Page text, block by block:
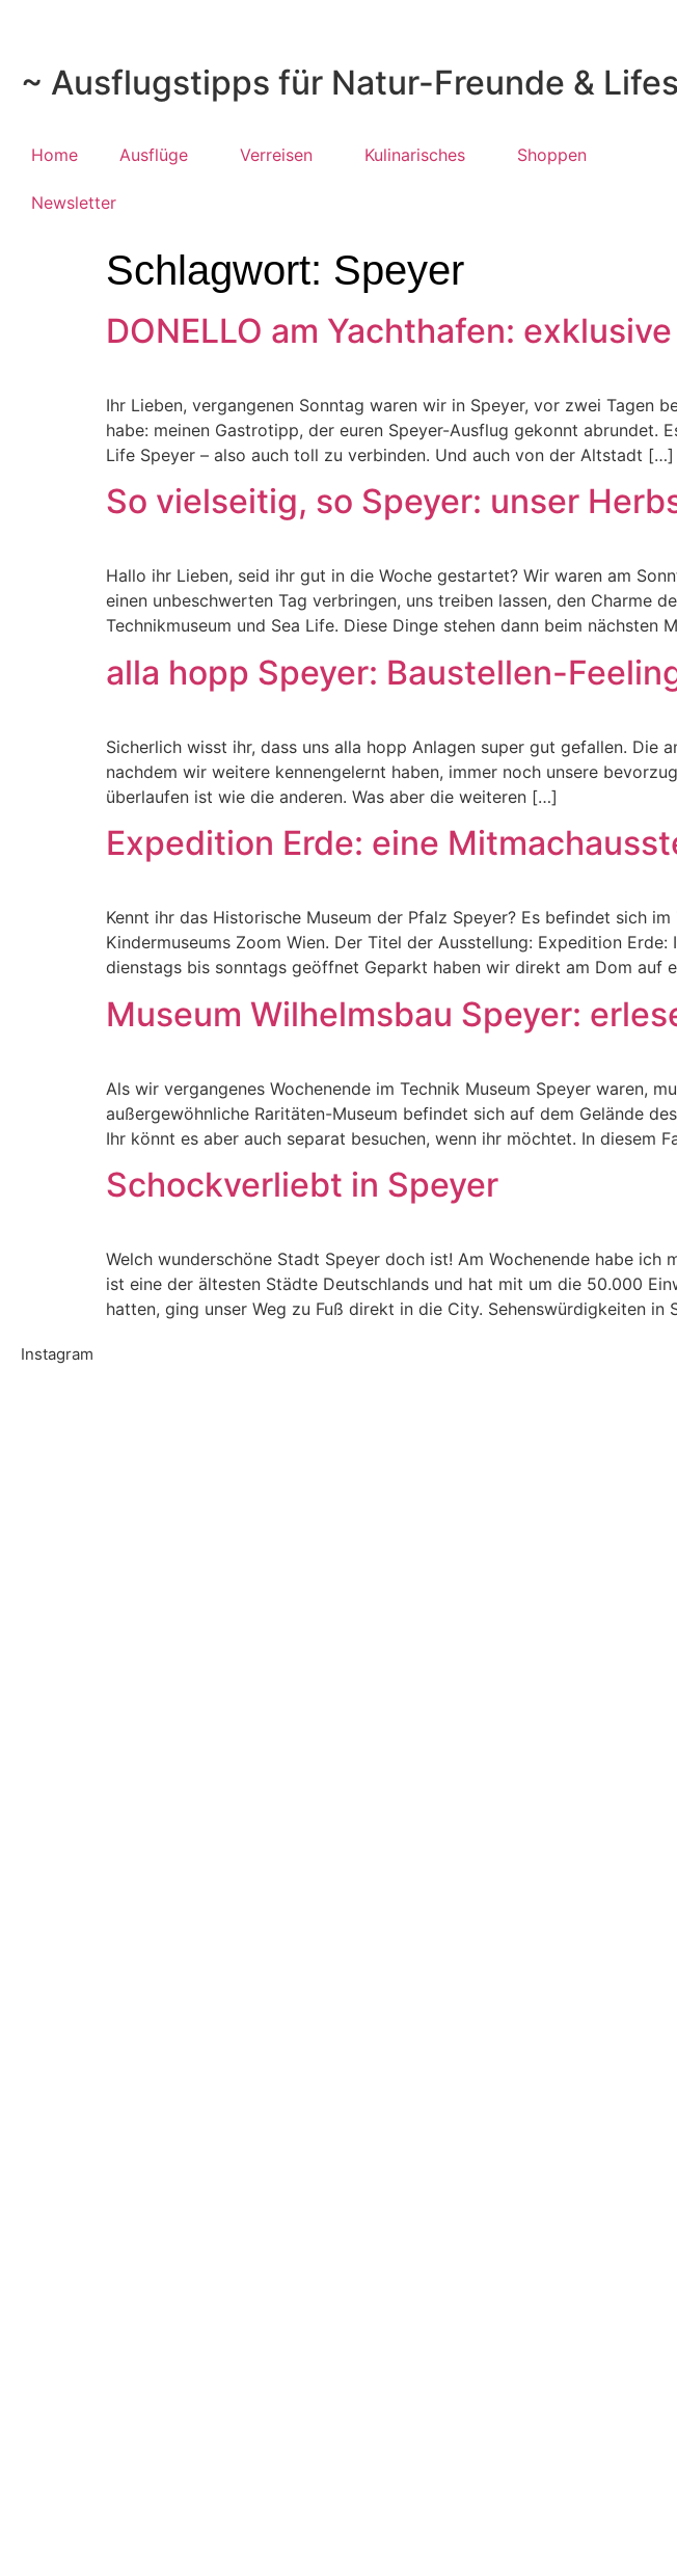
~ Ausflugstipps für Natur-Freunde &
Home Ausflüge Verreisen Kulinarisches Shoppen
Newsletter
Schlagwort: Speyer
DONELLO am Yachthafen:
Ihr Lieben, vergangenen Sonntag waren wir in Speyer, vor zwei Tagen
habe: meinen Gastrotipp, der euren Speyer-Ausflug gekonnt abrundet.
Life Speyer – also auch toll zu verbinden. Und auch von der Altstadt […]
So vielseitig, so Speyer: unser
Hallo ihr Lieben, seid ihr gut in die Woche gestartet? Wir waren am
einen unbeschwerten Tag verbringen, uns treiben lassen, den Charme
Technikmuseum und Sea Life. Diese Dinge stehen dann beim nächsten
alla hopp Speyer: Baustellen-
Sicherlich wisst ihr, dass uns alla hopp Anlagen super gut gefallen. Die
nachdem wir weitere kennengelernt haben, immer noch unsere
überlaufen ist wie die anderen. Was aber die weiteren […]
Expedition Erde: eine
Kennt ihr das Historische Museum der Pfalz Speyer? Es befindet sich
Kindermuseums Zoom Wien. Der Titel der Ausstellung: Expedition
dienstags bis sonntags geöffnet Geparkt haben wir direkt am Dom auf
Museum Wilhelmsbau Speyer:
Als wir vergangenes Wochenende im Technik Museum Speyer waren,
außergewöhnliche Raritäten-Museum befindet sich auf dem Gelände
Ihr könnt es aber auch separat besuchen, wenn ihr möchtet. In diesem
Schockverliebt in Speyer
Welch wunderschöne Stadt Speyer doch ist! Am Wochenende habe
ist eine der ältesten Städte Deutschlands und hat mit um die 50.000
hatten, ging unser Weg zu Fuß direkt in die City. Sehenswürdigkeiten in
Instagram